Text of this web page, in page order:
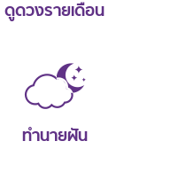
ดูดวงรายเดือน
ทำนายฝัน